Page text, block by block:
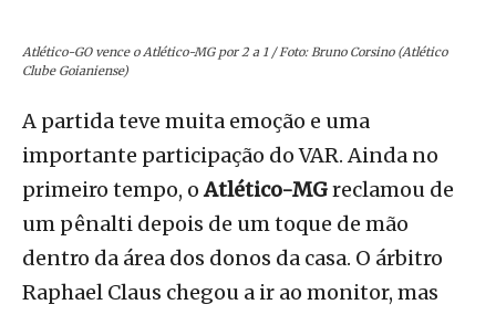
Atlético-GO vence o Atlético-MG por 2 a 1 / Foto: Bruno Corsino (Atlético
Clube Goianiense)
A partida teve muita emoção e uma
importante participação do VAR. Ainda no
primeiro tempo, oAtlético-MGreclamou de
um pênalti depois de um toque de mão
dentro da área dos donos da casa. O árbitro
Raphael Claus chegou a ir ao monitor, mas